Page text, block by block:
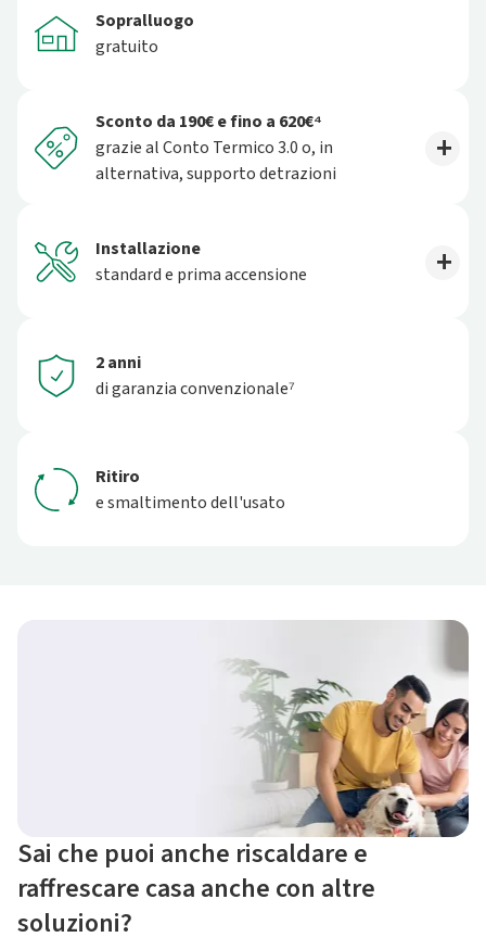
Sopralluogo
gratuito
Sconto da 190€ e fino a 620€⁴
grazie al Conto Termico 3.0 o, in
alternativa, supporto detrazioni
Installazione
standard e prima accensione
2 anni
di garanzia convenzionale⁷
Ritiro
e smaltimento dell'usato
Sai che puoi anche riscaldare e
raffrescare casa anche con altre
soluzioni?